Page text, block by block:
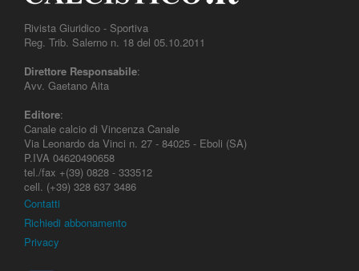
Rivista Giuridico - Sportiva
Reg. Trib. Salerno n. 18 del 05.10.2011
Direttore Responsabile:
Avv. Gaetano Aita
Editore:
Canale calcio di Vincenza Canale
Via Leonardo da Vinci n. 27 - 84025 - Eboli (SA)
P.IVA 04620490658
tel./fax +(39) 0828 - 333512
cell. (+39) 328 637 3486
Contatti
Richiedi abbonamento
Privacy